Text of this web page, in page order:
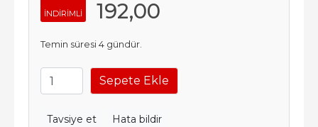
INDIRIMLI 192,00
Temin süresi 4 gündür.
Sepete Ekle
Tavsiye et Hata bildir